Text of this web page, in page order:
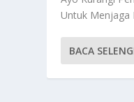
Untuk Menjaga
BACA